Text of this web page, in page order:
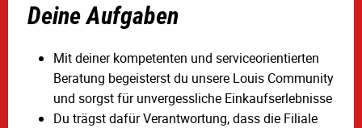
Deine Aufgaben
Mit deiner kompetenten und serviceorientierten
Beratung begeisterst du unsere Louis Community
und sorgst für unvergessliche Einkaufserlebnisse
Du trägst dafür Verantwortung, dass die Filiale